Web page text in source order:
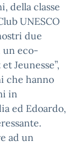
della classe
UNESCO
due
un eco-
Jeunesse”,
che hanno
in
ed Edoardo,
ad un